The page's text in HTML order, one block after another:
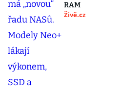
RAM
Živě.cz